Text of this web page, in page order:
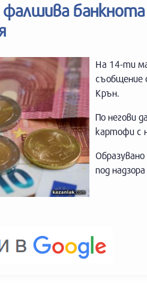
На 14-ти
съобщение
Крън.
По негови
картофи с
под